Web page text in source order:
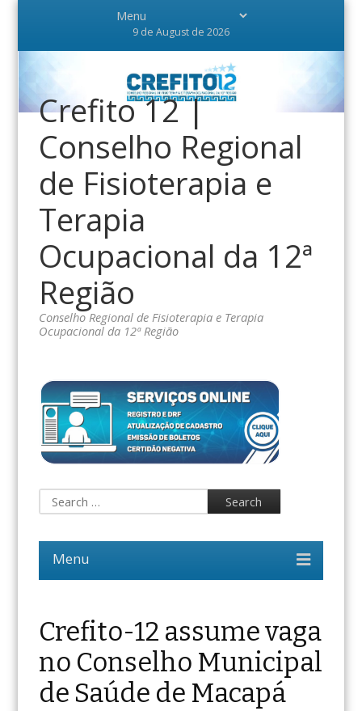
9 de August de 2026
Crefito 12 |
Conselho Regional
de Fisioterapia e
Terapia
Ocupacional da 12ª
Região
Conselho Regional de Fisioterapia e Terapia
Ocupacional da 12ª Região
Crefito-12 assume vaga
no Conselho Municipal
de Saúde de Macapá